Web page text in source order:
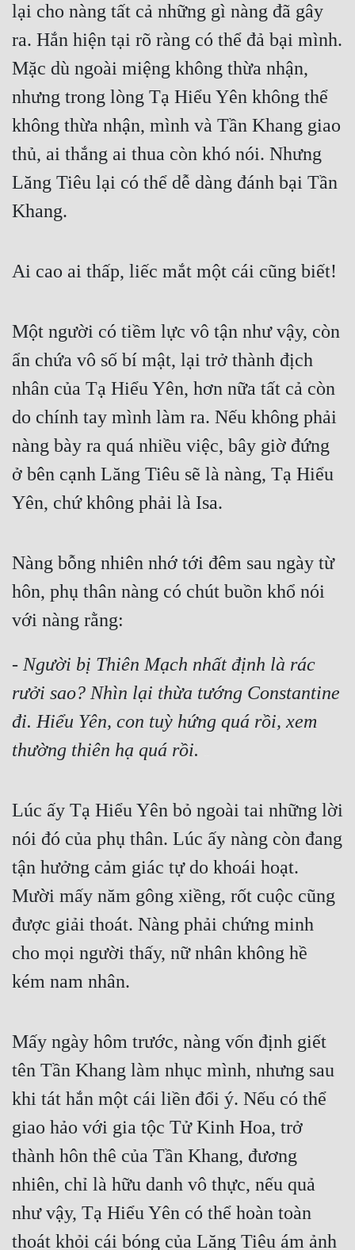
lại cho nàng tất cả những gì nàng đã gây
ra. Hắn hiện tại rõ ràng có thể đả bại mình.
Mặc dù ngoài miệng không thừa nhận,
nhưng trong lòng Tạ Hiểu Yên không thể
không thừa nhận, mình và Tần Khang giao
thủ, ai thắng ai thua còn khó nói. Nhưng
Lăng Tiêu lại có thể dễ dàng đánh bại Tần
Khang.
Ai cao ai thấp, liếc mắt một cái cũng biết!
Một người có tiềm lực vô tận như vậy, còn
ẩn chứa vô số bí mật, lại trở thành địch
nhân của Tạ Hiểu Yên, hơn nữa tất cả còn
do chính tay mình làm ra. Nếu không phải
nàng bày ra quá nhiều việc, bây giờ đứng
ở bên cạnh Lăng Tiêu sẽ là nàng, Tạ Hiểu
Yên, chứ không phải là Isa.
Nàng bỗng nhiên nhớ tới đêm sau ngày từ
hôn, phụ thân nàng có chút buồn khổ nói
với nàng rằng:
- Người bị Thiên Mạch nhất định là rác
rưởi sao? Nhìn lại thừa tướng Constantine
đi. Hiểu Yên, con tuỳ hứng quá rồi, xem
thường thiên hạ quá rồi.
Lúc ấy Tạ Hiểu Yên bỏ ngoài tai những lời
nói đó của phụ thân. Lúc ấy nàng còn đang
tận hưởng cảm giác tự do khoái hoạt.
Mười mấy năm gông xiềng, rốt cuộc cũng
được giải thoát. Nàng phải chứng minh
cho mọi người thấy, nữ nhân không hề
kém nam nhân.
Mấy ngày hôm trước, nàng vốn định giết
tên Tần Khang làm nhục mình, nhưng sau
khi tát hắn một cái liền đổi ý. Nếu có thể
giao hảo với gia tộc Tử Kinh Hoa, trở
thành hôn thê của Tần Khang, đương
nhiên, chỉ là hữu danh vô thực, nếu quả
như vậy, Tạ Hiểu Yên có thể hoàn toàn
thoát khỏi cái bóng của Lăng Tiêu ám ảnh